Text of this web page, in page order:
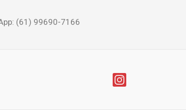
(61) 99690-7166